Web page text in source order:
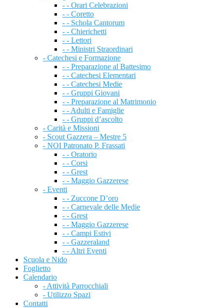
- - Orari Celebrazioni
- - Coretto
- - Schola Cantorum
- - Chierichetti
- - Lettori
- - Ministri Straordinari
- Catechesi e Formazione
- - Preparazione al Battesimo
- - Catechesi Elementari
- - Catechesi Medie
- - Gruppi Giovani
- - Preparazione al Matrimonio
- - Adulti e Famiglie
- - Gruppi d’ascolto
- Carità e Missioni
- Scout Gazzera – Mestre 5
- NOI Patronato P. Frassati
- - Oratorio
- - Corsi
- - Grest
- - Maggio Gazzerese
- Eventi
- - Zuccone D’oro
- - Carnevale delle Medie
- - Grest
- - Maggio Gazzerese
- - Campi Estivi
- - Gazzeraland
- - Altri Eventi
Scuola e Nido
Foglietto
Calendario
- Attività Parrocchiali
- Utilizzo Spazi
Contatti